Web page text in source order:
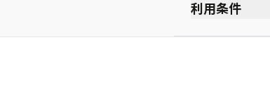
利用条件